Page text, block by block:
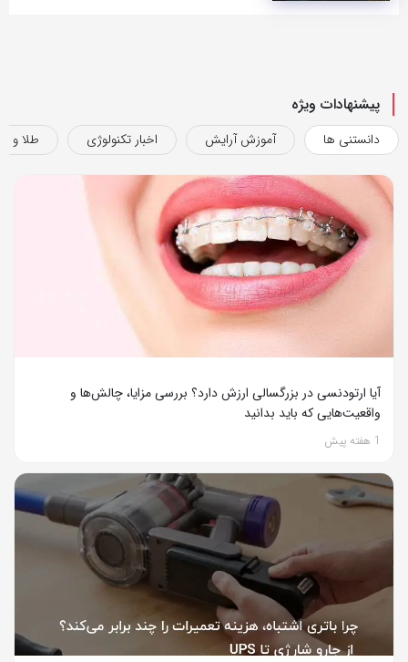
پیشنهادات ویژه
دانستنی ها آموزش آرایش اخبار تکنولوژی طلا و
آیا ارتودنسی در بزرگسالی ارزش دارد؟ بررسی مزایا، چالش‌ها و
واقعیت‌هایی که باید بدانید
1 هفته پیش